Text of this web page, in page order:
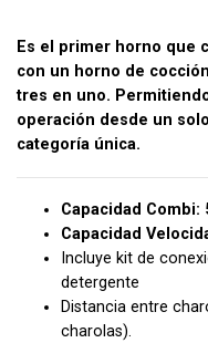
Es el primer horno que
con un horno de
tres en uno.
operación desde un
categoría única.
Capacidad Combi:
Capacidad
Incluye kit de
detergente
Distancia entre
charolas).